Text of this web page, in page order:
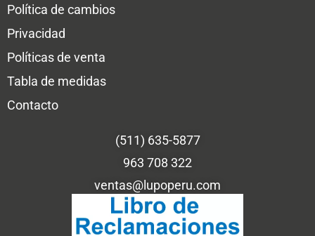
Política de cambios
Privacidad
Políticas de venta
Tabla de medidas
Contacto
(511) 635-5877
963 708 322
ventas@lupoperu.com